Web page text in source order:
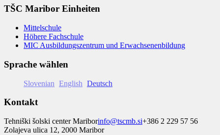
TŠC Maribor Einheiten
Mittelschule
Höhere Fachschule
MIC Ausbildungszentrum und Erwachsenenbildung
Sprache wählen
Slovenian English Deutsch
Kontakt
Tehniški šolski center Mariborinfo@tscmb.si+386 2 229 57 56
Zolajeva ulica 12, 2000 Maribor